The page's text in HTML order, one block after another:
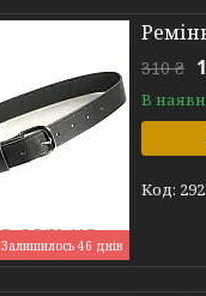
Залишилось 46 днів
310 ₴
В